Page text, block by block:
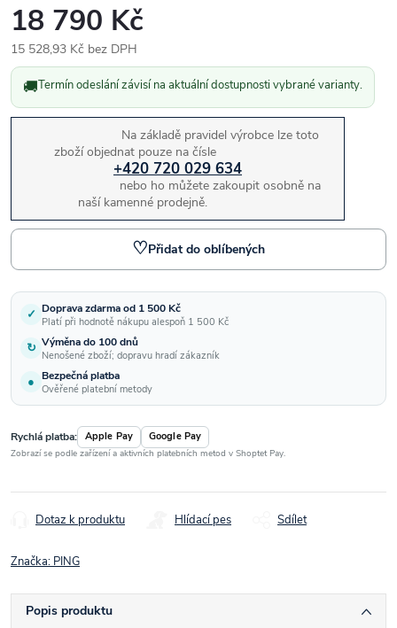
18 790 Kč
15 528,93 Kč bez DPH
Měrná
cena:
🚚Termín odeslání závisí na aktuální dostupnosti vybrané varianty.
Na základě pravidel výrobce lze toto
zboží objednat pouze na čísle
+420 720 029 634
nebo ho můžete zakoupit osobně na
naší kamenné prodejně.
♡Přidat do oblíbených
✓ Doprava zdarma od 1 500 Kč
Platí při hodnotě nákupu alespoň 1 500 Kč
↻ Výměna do 100 dnů
Nenošené zboží; dopravu hradí zákazník
● Bezpečná platba
Ověřené platební metody
Rychlá platba: Apple Pay Google Pay
Zobrazí se podle zařízení a aktivních platebních metod v Shoptet Pay.
Dotaz k produktu Hlídací pes Sdílet
Značka: PING
Popis produktu